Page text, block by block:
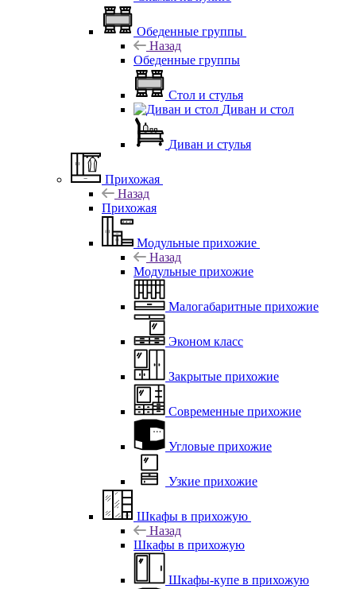
Обеденные группы
Назад
Обеденные группы
Стол и стулья
Диван и стол
Диван и стулья
Прихожая
Назад
Прихожая
Модульные прихожие
Назад
Модульные прихожие
Малогабаритные прихожие
Эконом класс
Закрытые прихожие
Современные прихожие
Угловые прихожие
Узкие прихожие
Шкафы в прихожую
Назад
Шкафы в прихожую
Шкафы-купе в прихожую